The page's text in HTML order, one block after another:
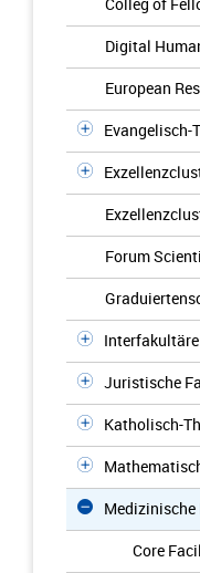
Digital
European
Evangelisch-
Forum
Juristische
Katholisch-
Core